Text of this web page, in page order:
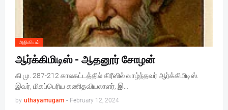
அறிவியல்
ஆர்க்கிமிடிஸ் - ஆதனூர் சோழன்
கி.மு. 287-212 காலகட்டத்தில் கிரீஸில் வாழ்ந்தவர் ஆர்க்கிமிடிஸ்.
இவர், மிகப்பெரிய கணிதவியலாளர், இ…
by uthayamugam - February 12, 2024